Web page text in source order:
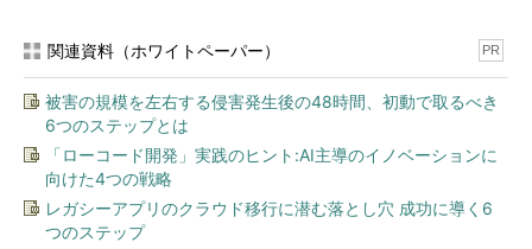
Dell EMCのブースで同社スイッチとの連携を展示するApstraの
「Apstra AOS 2.2」は、EVPN-VXLANに基づくデータセンター
ネットワークを、ブループリントに基づき、容易に設計・構築で
きるオーケストレーター製品。スイッチからテレメトリ情報をリ
アルタイムで収集・解析して、あるべき姿と、実態の間の乖離を
知らせることができる。
サウザンドアイズ・ジャパンが出展するWAN可視化サービス
関連資料（ホワイトペーパー） PR
被害の規模を左右する侵害発生後の48時間、初動で取るべき
6つのステップとは
「ローコード開発」実践のヒント:AI主導のイノベーションに
向けた4つの戦略
レガシーアプリのクラウド移行に潜む落とし穴 成功に導く6
つのステップ